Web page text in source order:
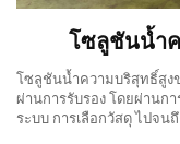
โซลูชันน้ำ
โซลูชันน้ำความบริสุทธิ์สูง
ผ่านการรับรอง โดยผ่านก
ระบบ การเลือกวัสดุ ไปจน